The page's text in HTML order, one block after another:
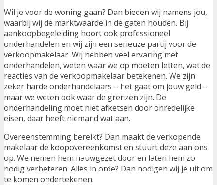
Wil je voor de woning gaan? Dan bieden wij namens jou,
waarbij wij de marktwaarde in de gaten houden. Bij
aankoopbegeleiding hoort ook professioneel
onderhandelen en wij zijn een serieuze partij voor de
verkoopmakelaar. Wij hebben veel ervaring met
onderhandelen, weten waar we op moeten letten, wat de
reacties van de verkoopmakelaar betekenen. We zijn
zeker harde onderhandelaars – het gaat om jouw geld –
maar we weten ook waar de grenzen zijn. De
onderhandeling moet niet afketsen door onredelijke
eisen, daar heeft niemand wat aan.
Overeenstemming bereikt? Dan maakt de verkopende
makelaar de koopovereenkomst en stuurt deze aan ons
op. We nemen hem nauwgezet door en laten hem zo
nodig verbeteren. Alles in orde? Dan nodigen wij je uit om
te komen ondertekenen.